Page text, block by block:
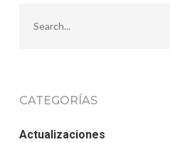
CATEGORÍAS
Actualizaciones